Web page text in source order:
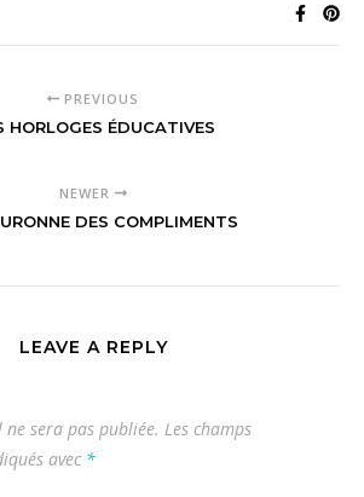
PREVIOUS
HORLOGES ÉDUCATIVES
NEWER
DES COMPLIMENTS
LEAVE A REPLY
sera pas publiée. Les champs
avec *